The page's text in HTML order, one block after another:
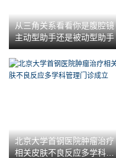
从三角关系看看你是腹腔镜
主动型助手还是被动型助手
北京大学首钢医院肿瘤治疗
相关皮肤不良反应多学科管